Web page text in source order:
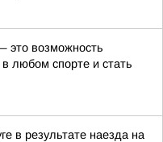
это возможность
любом спорте и стать
в результате наезда на